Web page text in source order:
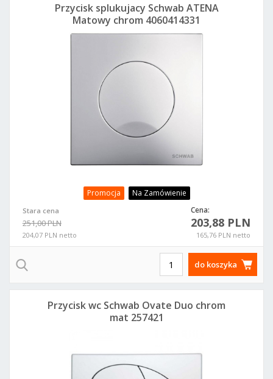
Promocja Na Zamówienie
Stara cena
251,00 PLN
204,07 PLN netto
Cena:
203,88 PLN
165,76 PLN netto
Przycisk splukujacy Schwab ATENA
Matowy chrom 4060414331
do koszyka
Przycisk wc Schwab Ovate Duo chrom
mat 257421